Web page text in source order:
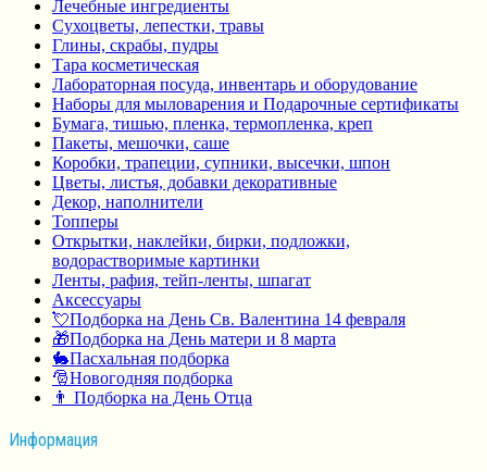
Лечебные ингредиенты
Сухоцветы, лепестки, травы
Глины, скрабы, пудры
Тара косметическая
Лабораторная посуда, инвентарь и оборудование
Наборы для мыловарения и Подарочные сертификаты
Бумага, тишью, пленка, термопленка, креп
Пакеты, мешочки, саше
Коробки, трапеции, супники, высечки, шпон
Цветы, листья, добавки декоративные
Декор, наполнители
Топперы
Открытки, наклейки, бирки, подложки,
водорастворимые картинки
Ленты, рафия, тейп-ленты, шпагат
Аксессуары
💘Подборка на День Св. Валентина 14 февраля
🎁Подборка на День матери и 8 марта
🐇Пасхальная подборка
🎅Новогодняя подборка
👨 Подборка на День Отца
Информация